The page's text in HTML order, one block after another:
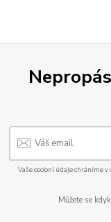
Vaše osobní údaje chráníme v
Můžete se